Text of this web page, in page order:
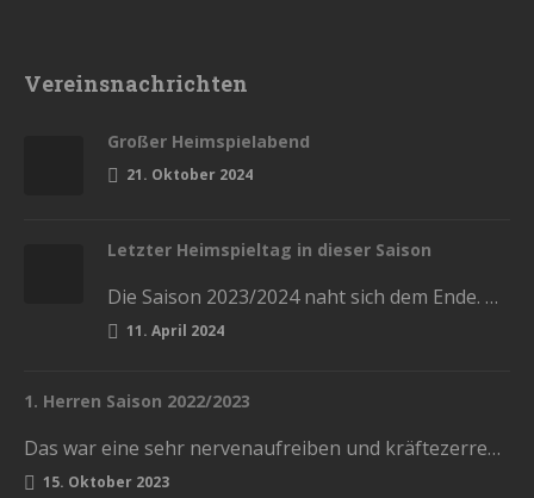
Vereinsnachrichten
Großer Heimspielabend
21. Oktober 2024
Letzter Heimspieltag in dieser Saison
Die Saison 2023/2024 naht sich dem Ende. Diesen Samstag haben wir die letzten Heimspiele in der Stadthalle. Kommt und lasst…
11. April 2024
1. Herren Saison 2022/2023
Das war eine sehr nervenaufreiben und kräftezerrende Saison. Mit einem Ende, womit wir nicht gerechnet hatten. Die Vorrunde schlossen wir…
15. Oktober 2023